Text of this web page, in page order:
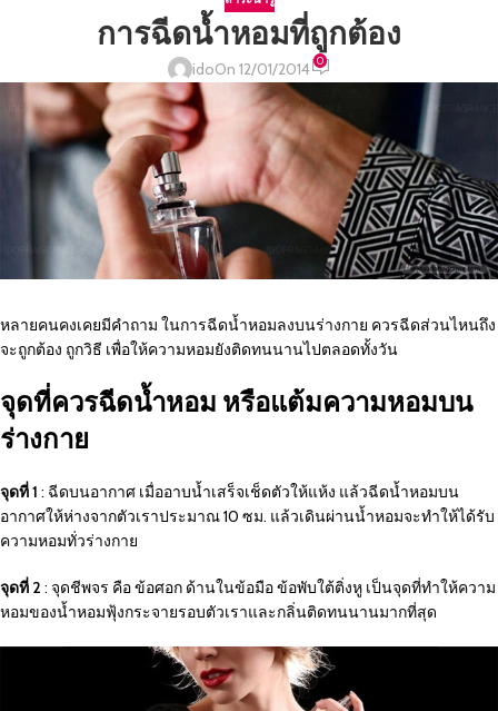
การฉีดน้ำหอมที่ถูกต้อง
idoOn 12/01/2014 0
หลายคนคงเคยมีคำถาม ในการฉีดน้ำหอมลงบนร่างกาย ควรฉีดส่วนไหนถึง
จะถูกต้อง ถูกวิธี เพื่อให้ความหอมยังติดทนนานไปตลอดทั้งวัน
จุดที่ควรฉีดน้ำหอม หรือแต้มความหอมบน
ร่างกาย
จุดที่ 1 : ฉีดบนอากาศ เมื่ออาบน้ำเสร็จเช็ดตัวให้แห้ง แล้วฉีดน้ำหอมบน
อากาศให้ห่างจากตัวเราประมาณ 10 ซม. แล้วเดินผ่านน้ำหอมจะทำให้ได้รับ
ความหอมทั่วร่างกาย
จุดที่ 2 : จุดชีพจร คือ ข้อศอก ด้านในข้อมือ ข้อพับใต้ติ่งหู เป็นจุดที่ทำให้ความ
หอมของน้ำหอมฟุ้งกระจายรอบตัวเราและกลิ่นติดทนนานมากที่สุด